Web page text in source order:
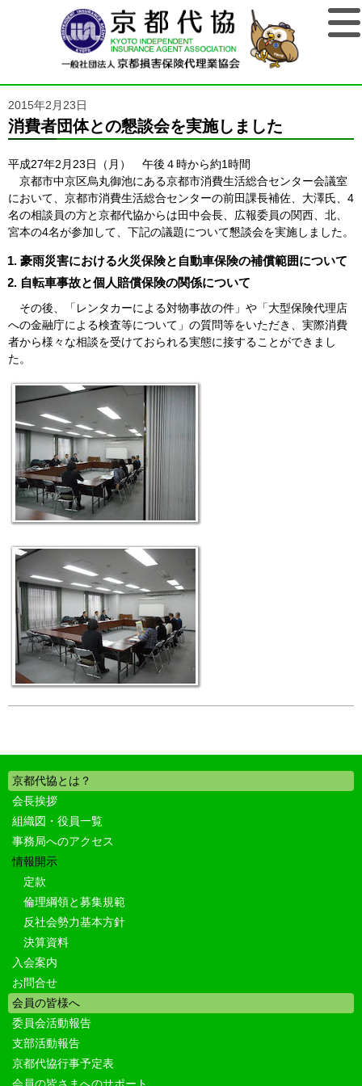
2015年2月23日
消費者団体との懇談会を実施しました
平成27年2月23日（月） 午後４時から約1時間
京都市中京区烏丸御池にある京都市消費生活総合センター会議室
において、京都市消費生活総合センターの前田課長補佐、大澤氏、4
名の相談員の方と京都代協からは田中会長、広報委員の関西、北、
宮本の4名が参加して、下記の議題について懇談会を実施しました。
豪雨災害における火災保険と自動車保険の補償範囲について
自転車事故と個人賠償保険の関係について
その後、「レンタカーによる対物事故の件」や「大型保険代理店
への金融庁による検査等について」の質問等をいただき、実際消費
者から様々な相談を受けておられる実態に接することができまし
た。
京都代協とは？
会長挨拶
組織図・役員一覧
事務局へのアクセス
情報開示
定款
倫理綱領と募集規範
反社会勢力基本方針
決算資料
入会案内
お問合せ
会員の皆様へ
委員会活動報告
支部活動報告
京都代協行事予定表
会員の皆さまへのサポート